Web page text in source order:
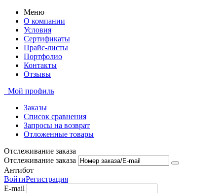
Меню
О компании
Условия
Сертификаты
Прайс-листы
Портфолио
Контакты
Отзывы
Мой профиль
Заказы
Список сравнения
Запросы на возврат
Отложенные товары
Отслеживание заказа
Отслеживание заказа
Антибот
ВойтиРегистрация
E-mail